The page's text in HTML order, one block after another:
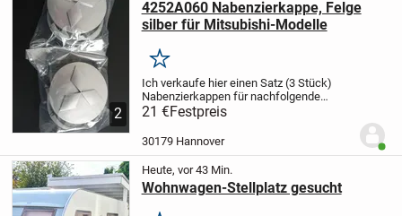
2
4252A060 Nabenzierkappe, Felge
silber für Mitsubishi-Modelle
Merken
Ich verkaufe hier einen Satz (3 Stück)
Nabenzierkappen für nachfolgende
Mitsubishi-Modelle:
CS9A = Lancer
OutlanderCU5W = Outlander
21 €Festpreis
30179 Hannover
Heute, vor 43 Min.
Wohnwagen-Stellplatz gesucht